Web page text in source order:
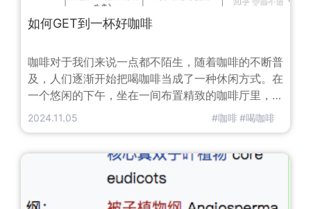
如何GET到一杯好咖啡
咖啡对于我们来说一点都不陌生，随着咖啡的不断普
及，人们逐渐开始把喝咖啡当成了一种休闲方式。在
一个悠闲的下午，坐在一间布置精致的咖啡厅里，一
本书，一杯咖啡，有时还可以和吧台的咖啡师聊上几
一、咖啡豆的分类既然要聊咖啡，那就少不了要聊到
咖啡豆了。市面上存在的咖啡豆种类有三种：阿拉比
2024.11.05 #咖啡#喝咖啡